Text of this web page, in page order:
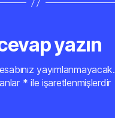
yazın
yayımlanmayacak.
* ile işaretlenmişlerdir